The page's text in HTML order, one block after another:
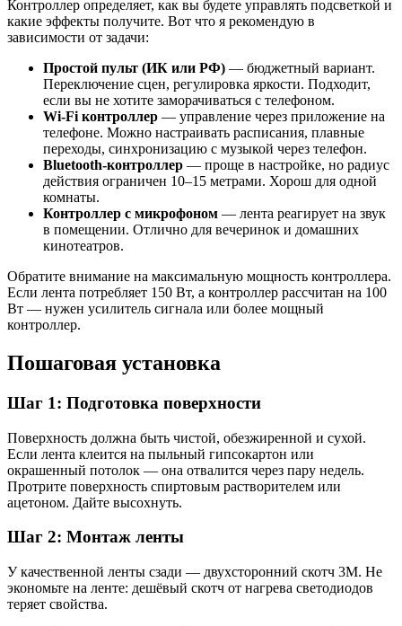
Контроллер определяет, как вы будете управлять подсветкой и
какие эффекты получите. Вот что я рекомендую в
зависимости от задачи:
Простой пульт (ИК или РФ) — бюджетный вариант.
Переключение сцен, регулировка яркости. Подходит,
если вы не хотите заморачиваться с телефоном.
Wi-Fi контроллер — управление через приложение на
телефоне. Можно настраивать расписания, плавные
переходы, синхронизацию с музыкой через телефон.
Bluetooth-контроллер — проще в настройке, но радиус
действия ограничен 10–15 метрами. Хорош для одной
комнаты.
Контроллер с микрофоном — лента реагирует на звук
в помещении. Отлично для вечеринок и домашних
кинотеатров.
Обратите внимание на максимальную мощность контроллера.
Если лента потребляет 150 Вт, а контроллер рассчитан на 100
Вт — нужен усилитель сигнала или более мощный
контроллер.
Пошаговая установка
Шаг 1: Подготовка поверхности
Поверхность должна быть чистой, обезжиренной и сухой.
Если лента клеится на пыльный гипсокартон или
окрашенный потолок — она отвалится через пару недель.
Протрите поверхность спиртовым растворителем или
ацетоном. Дайте высохнуть.
Шаг 2: Монтаж ленты
У качественной ленты сзади — двухсторонний скотч 3M. Не
экономьте на ленте: дешёвый скотч от нагрева светодиодов
теряет свойства.